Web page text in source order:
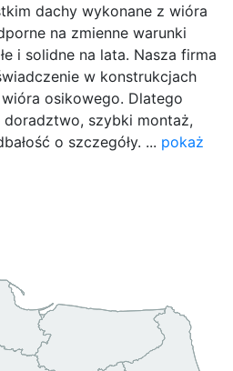
dachy wykonane z wióra
na zmienne warunki
i solidne na lata. Nasza firma
w konstrukcjach
osikowego. Dlatego
szybki montaż,
o szczegóły. ... pokaż